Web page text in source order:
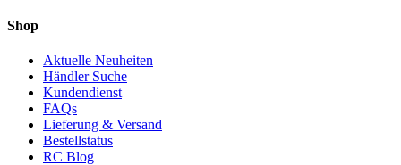
Shop
Aktuelle Neuheiten
Händler Suche
Kundendienst
FAQs
Lieferung & Versand
Bestellstatus
RC Blog